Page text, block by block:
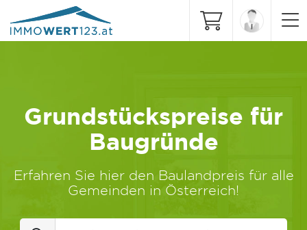
Grundstückspreise für
Baugründe
Erfahren Sie hier den Baulandpreis für alle
Gemeinden in Österreich!